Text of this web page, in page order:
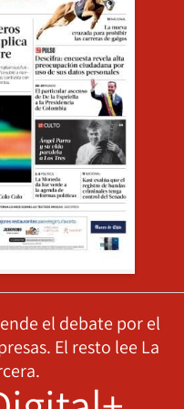
el debate por el
El resto lee La